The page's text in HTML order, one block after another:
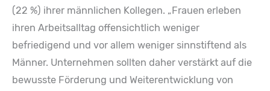
(22 %) ihrer männlichen Kollegen. „Frauen erleben
ihren Arbeitsalltag offensichtlich weniger
befriedigend und vor allem weniger sinnstiftend als
Männer. Unternehmen sollten daher verstärkt auf die
bewusste Förderung und Weiterentwicklung von